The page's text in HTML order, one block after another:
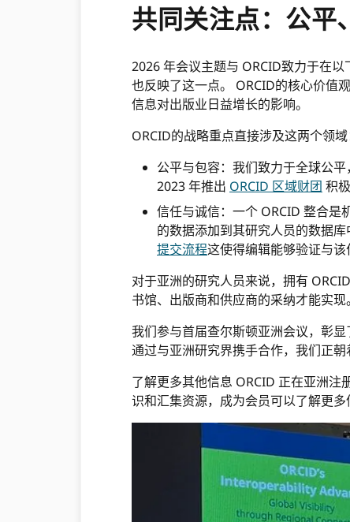
共同关注点：公平
2026 年会议主题与 ORCID致力于在
也反映了这一点。 ORCID的核心价值
信息对出版业日益增长的影响。
ORCID的战略重点直接涉及这两个领域
公平与包容：我们致力于全球公
2023 年推出 ORCID 区域财团 积
信任与诚信：一个 ORCID 整合是
的数据添加到其研究人员的数据
提交流程这使得编辑能够验证与
对于亚洲的研究人员来说，拥有
书馆、出版商和供应商的采纳才能实
我们参与首届查尔斯顿亚洲会议，彰
通过与亚洲研究界携手合作，我们正
了解更多其他信息 ORCID 正在亚洲注
识和汇集资源，成为会员可以了解更多